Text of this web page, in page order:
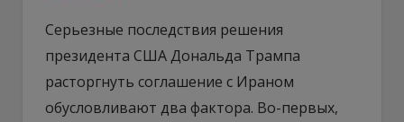
Серьезные последствия решения
президента США Дональда Трампа
расторгнуть соглашение с Ираном
обусловливают два фактора. Во-первых,